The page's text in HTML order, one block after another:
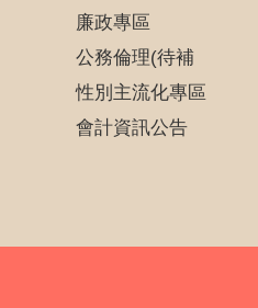
廉政專區
公務倫理(待補
性別主流化專區
會計資訊公告